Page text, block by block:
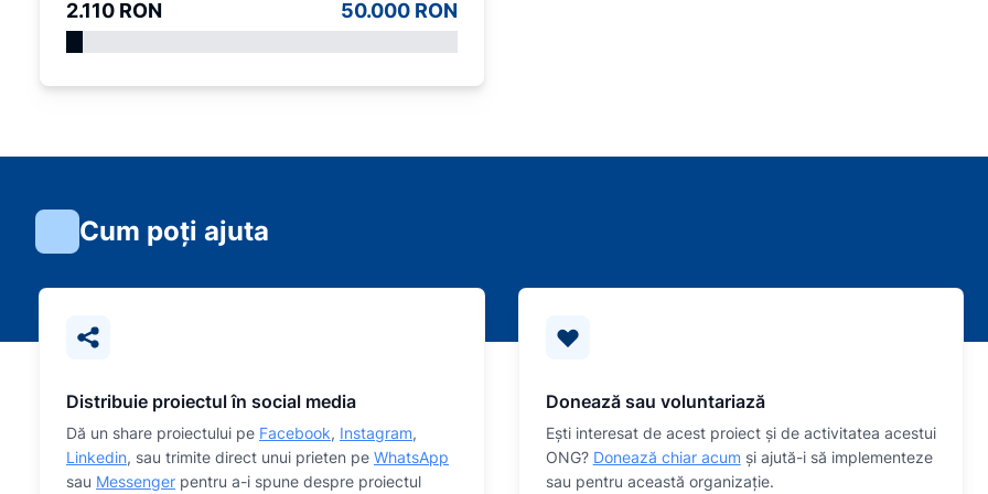
2.110 RON 50.000 RON
Cum poți ajuta
Distribuie proiectul în social media
Dă un share proiectului pe Facebook, Instagram,
Linkedin, sau trimite direct unui prieten pe WhatsApp
sau Messenger pentru a-i spune despre proiectul
Donează sau voluntariază
Eşti interesat de acest proiect și de activitatea acestui
ONG? Donează chiar acum și ajută-i să implementeze
sau pentru această organizaţie.